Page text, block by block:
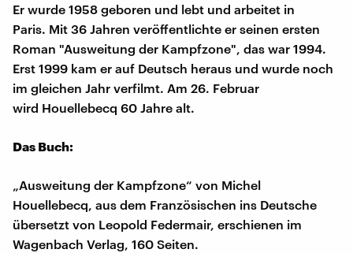
Er wurde 1958 geboren und lebt und arbeitet in
Paris. Mit 36 Jahren veröffentlichte er seinen ersten
Roman "Ausweitung der Kampfzone", das war 1994.
Erst 1999 kam er auf Deutsch heraus und wurde noch
im gleichen Jahr verfilmt. Am 26. Februar
wird Houellebecq 60 Jahre alt.
Das Buch:
„Ausweitung der Kampfzone“ von Michel
Houellebecq, aus dem Französischen ins Deutsche
übersetzt von Leopold Federmair, erschienen im
Wagenbach Verlag, 160 Seiten.